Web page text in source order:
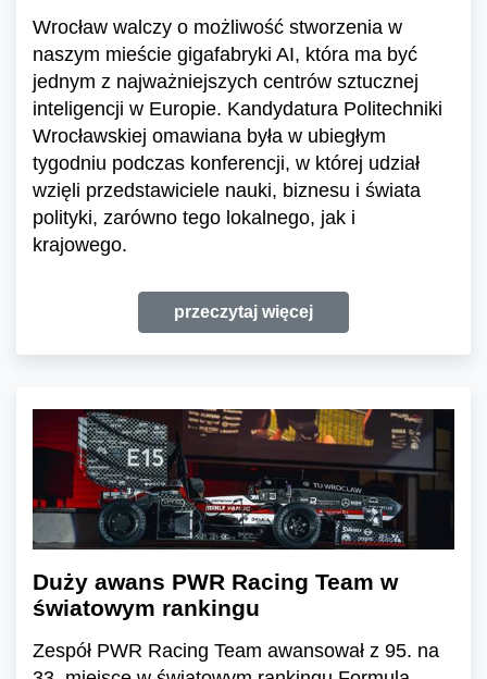
Wrocław walczy o możliwość stworzenia w
naszym mieście gigafabryki AI, która ma być
jednym z najważniejszych centrów sztucznej
inteligencji w Europie. Kandydatura Politechniki
Wrocławskiej omawiana była w ubiegłym
tygodniu podczas konferencji, w której udział
wzięli przedstawiciele nauki, biznesu i świata
polityki, zarówno tego lokalnego, jak i
krajowego.
przeczytaj więcej
Duży awans PWR Racing Team w
światowym rankingu
Zespół PWR Racing Team awansował z 95. na